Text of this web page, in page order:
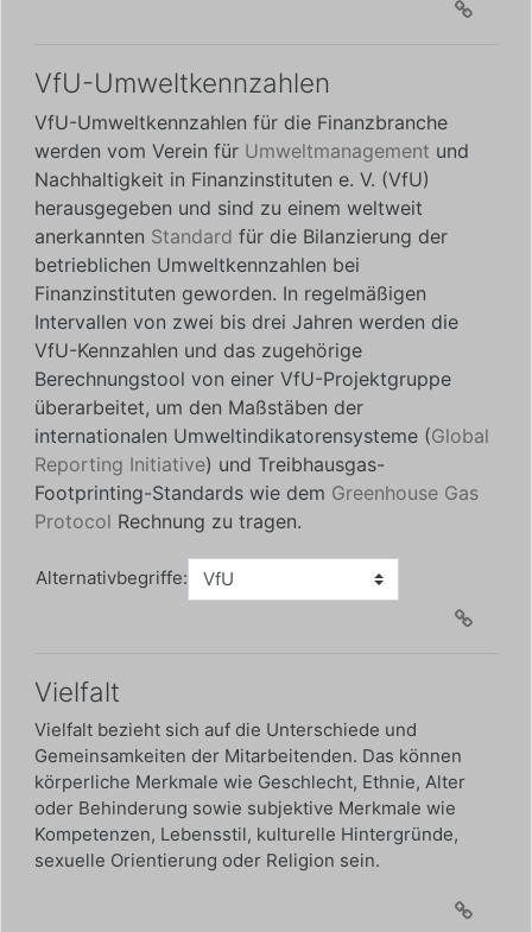
VfU-Umweltkennzahlen
VfU-Umweltkennzahlen für die Finanzbranche
werden vom Verein für Umweltmanagement und
Nachhaltigkeit in Finanzinstituten e. V. (VfU)
herausgegeben und sind zu einem weltweit
anerkannten Standard für die Bilanzierung der
betrieblichen Umweltkennzahlen bei
Finanzinstituten geworden. In regelmäßigen
Intervallen von zwei bis drei Jahren werden die
VfU-Kennzahlen und das zugehörige
Berechnungstool von einer VfU-Projektgruppe
überarbeitet, um den Maßstäben der
internationalen Umweltindikatorensysteme (Global
Reporting Initiative) und Treibhausgas-
Footprinting-Standards wie dem Greenhouse Gas
Protocol Rechnung zu tragen.
Alternativbegriffe:
Vielfalt
Vielfalt bezieht sich auf die Unterschiede und
Gemeinsamkeiten der Mitarbeitenden. Das können
körperliche Merkmale wie Geschlecht, Ethnie, Alter
oder Behinderung sowie subjektive Merkmale wie
Kompetenzen, Lebensstil, kulturelle Hintergründe,
sexuelle Orientierung oder Religion sein.